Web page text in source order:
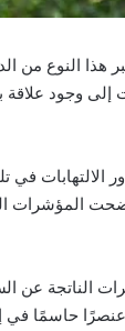
هذا النوع من
إلى وجود علاقة
في
المؤشرات
الناتجة
عنصرًا حاسمًا